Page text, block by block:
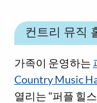
컨트리 뮤직
가족이 운영하는
Country Music
열리는 "퍼플 힐